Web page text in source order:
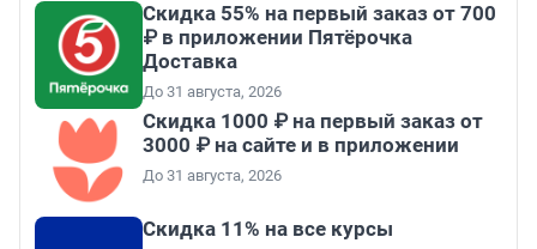
Скидка 55% на первый заказ от 700
₽ в приложении Пятёрочка
Доставка
До 31 августа, 2026
Скидка 1000 ₽ на первый заказ от
3000 ₽ на сайте и в приложении
До 31 августа, 2026
Скидка 11% на все курсы